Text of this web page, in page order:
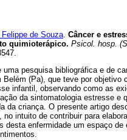
de Souza. Câncer e
quimioterápico. Psicol. hosp.
uma pesquisa bibliográfica e de
Belém (Pa), que teve por objetivo
infantil, observando como as
da sintomatologia estresse e
da criança. O presente artigo
no intuito de contribuir para
desta enfermidade um espaço de